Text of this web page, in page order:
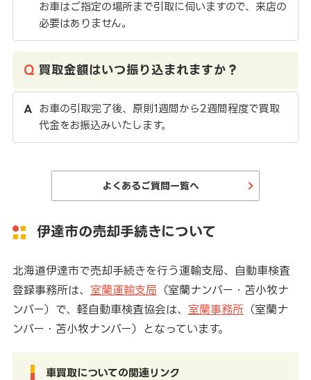
お車はご指定の場所まで引取に伺いますので、来店の
必要はありません。
買取金額はいつ振り込まれますか？
お車の引取完了後、原則1週間から2週間程度で買取
代金をお振込みいたします。
よくあるご質問一覧へ
伊達市の売却手続きについて
北海道伊達市で売却手続きを行う運輸支局、自動車検査
登録事務所は、 室蘭運輸支局 （室蘭ナンバー・苫小牧ナ
ンバー）で、軽自動車検査協会は、 室蘭事務所（室蘭ナ
ンバー・苫小牧ナンバー）となっています。
車買取についての関連リンク